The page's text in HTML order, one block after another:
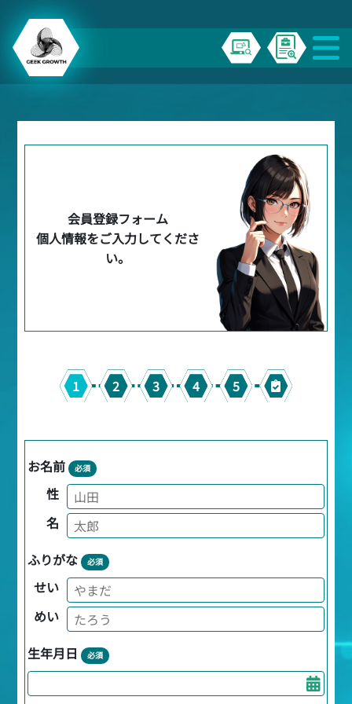
会員登録フォーム
個人情報をご入力してくださ
い。
1 2 3 4 5
お名前 必須
性
名
ふりがな 必須
せい
めい
生年月日 必須